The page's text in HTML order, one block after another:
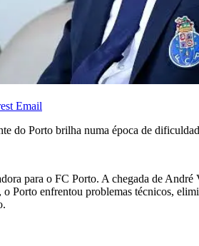
Email
do Porto brilha numa época de
para o FC Porto. A chegada de
Porto enfrentou problemas técnicos,